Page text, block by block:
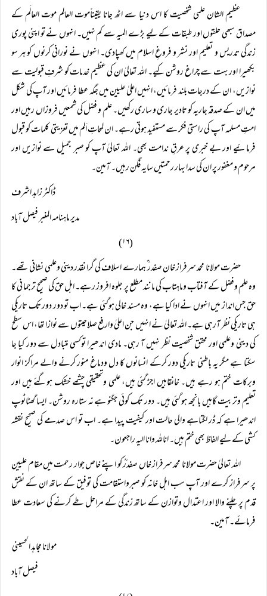
عظیم الشان علمی شخصیت کا اس دنیا سے اٹھ جانا یقیناًموت العالِم موت العالَم کے
مصداق سبھی حلقوں اور طبقات کے لیے بڑے المیہ سے کم نہیں۔ انہوں نے تو اپنی پوری
زندگی تدریس و تعلیم اور نشر و فروغِ اسلام میں کھپادی۔ انہوں نے نورانی کرنوں کو ہر سو
بکھیرا اور بہت سے چراغ روشن کیے۔ اللہ تعالیٰ ان کی عظیم خدمات کو شرفِ قبولیت سے
نوازیں، ان کے درجات بلند فرمائیں، انہیں اعلیٰ علیین میں جگہ عطا فرمائیں اور آپ کی شکل
میں ان کے صدقہ جاریہ کو تادیر جاری و ساری رکھیں۔ علم و فضل کی شمعیں فروزاں رہیں اور
امتِ مسلمہ آپ کی راستی فکر سے مستفید ہوتی رہے۔ ان لمحاتِ اَلم میں تعزیتی کلمات کو قبول
فرمائیے اور بے خبری پر عرقِ ندامت بھی۔ اللہ تعالیٰ آپ کو صبر جمیل سے نوازیں اور
مرحوم و مغفور پر ان کی سدا بہار رحمتیں سایہ فگن رہیں۔ آمین۔
ڈاکٹر زاہد اشرف
مدیر ماہنامہ المنبر فیصل آباد
(۱۶)
حضرت مولانا محمد سرفراز خان صفدر ؒ ہمارے اسلاف کی گرا نقدر دینی وعلمی نشانی تھے۔
وہ علم وفضل کے آفتاب وماہتاب کی مانند مطلع پر جلوہ افروز رہے۔ اہل حق کی صحیح ترجما نی کا
حق جس انداز میں انہوں نے ادا کیا ہے، وہ مسند خالی ہوگئی ہے۔ اب تو دور دور تک تاریکی
ہی تاریکی نظر آرہی ہے۔ اللہ تعالیٰ نے انہیں جن اعلیٰ وارفع صلاحیتوں سے نوازا تھا، اس سطح
کی دینی وعلمی اور محقق شخصیت نظر نہیں آ رہی۔ مادی اندھیرا توکسی متبادل سے دور کیا جا
سکتا ہے مگر یہ باطنی تاریکی دور کرکے انسانوں کا دل ودماغ منور کرنے والے مراکز انوار
وبرکات ختم ہو رہے ہیں۔ خانقاہیں اجڑ گئی ہیں، علمی وتحقیقی چشمے خشک ہوگئے ہیں اور
تعلیم وتربیت گاہیں بانجھ ہو گئی ہیں۔ دور تک کوئی جگنو ہے نہ ستارہ روشن۔ ایسا گھٹاٹوپ
اندھیرا ہے کہ ڈر لگتاہے والی حالت اور کیفیت پیدا ہے۔ اب تو اس صدمے کی صحیح نقشہ
کشی کے لیے الفاظ بھی ختم ہیں۔ اناللہ وانا الیہ راجعون۔
اللہ تعالیٰ حضرت مولانا محمد سرفراز خاں صفدرؒ کو اپنے خاص جوار رحمت میں مقام علیین
پر سرفراز کرے اور آپ سب اہل خانہ کو صبرواستقامت کی توفیق کے ساتھ ان کے نقش
قدم پر چلنے والا اور اعتدال وتوازن کے ساتھ زندگی کے مراحل طے کرنے کی سعادت عطا
فرمائے۔ آمین۔
مولانا مجاہد الحسینی
فیصل آباد